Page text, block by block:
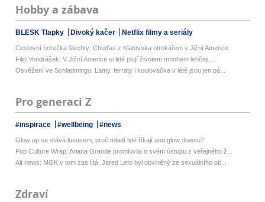
Hobby a zábava
BLESK Tlapky Divoký kačer Netflix filmy a seriály
Cestovní horečka šlechty: Chuďas z Klatovska otrokářem v Jižní Americe
Filip Vondrášek: V Jižní Americe si lidé plují životem mnohem lehčeji,...
Osvěžení ve Schladmingu: Lamy, ferraty i koulovačka v létě jsou jen pá...
Pro generaci Z
#inspirace #wellbeing #news
Glow up se stává luxusem, proč mladí lidé říkají ano glow downu?
Pop Culture Wrap: Ariana Grande promluvila o svém ústupu z veřejného ž...
Alt news: MGK v tom zas lítá, Jared Leto byl obviněný ze sexuálního ob...
Zdraví